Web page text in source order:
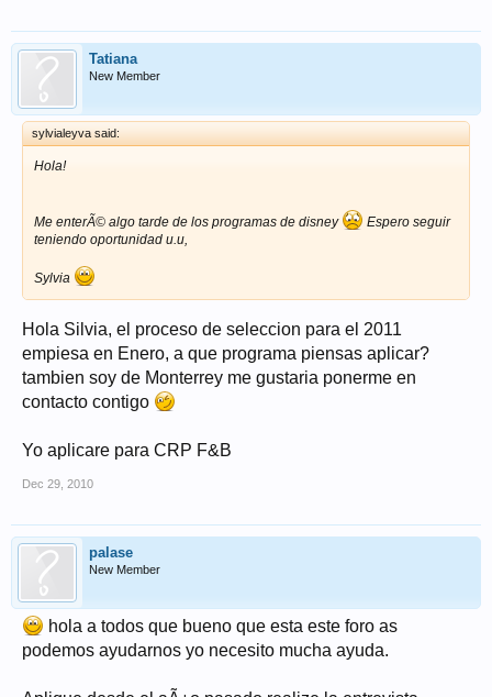
Tatiana
New Member
sylvialeyva said:
Hola!
Me enterÃ© algo tarde de los programas de disney
Espero seguir
teniendo oportunidad u.u,
Sylvia
Hola Silvia, el proceso de seleccion para el 2011
empiesa en Enero, a que programa piensas aplicar?
tambien soy de Monterrey me gustaria ponerme en
contacto contigo
Yo aplicare para CRP F&B
Dec 29, 2010
palase
New Member
hola a todos que bueno que esta este foro as
podemos ayudarnos yo necesito mucha ayuda.